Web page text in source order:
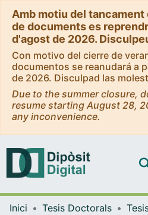
Amb motiu del
de documents es
d'agost de 2026.
Con motivo del cierre de
documentos se reanudará a
de 2026. Disculpad las
Due to the summer closure,
resume starting August 28,
any inconvenience.
Inici Tesis Doctorals